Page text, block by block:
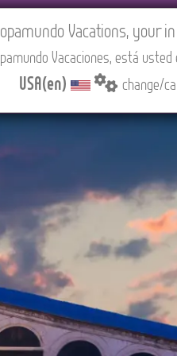
ABOUT US CONTACT
Vacations, your
Vacaciones, está
USA(en) change/